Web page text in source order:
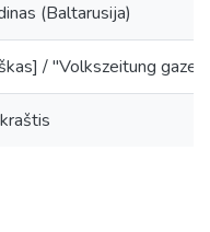
(Baltarusija)
/ "Volkszeitung